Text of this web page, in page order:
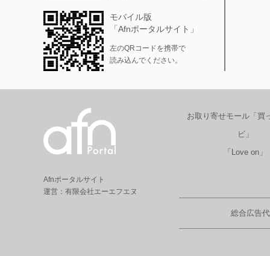
モバイル版
「Afnポータルサイト」
左のQRコードを携帯で
読み込んでください。
Afnポータルサイト
運営：有限会社エーエフエヌ
お取り寄せモール「買
ビ」
「Love on」
総合広告